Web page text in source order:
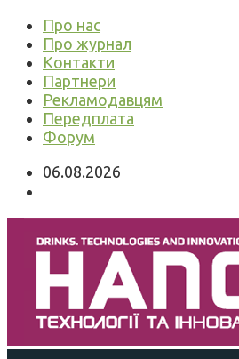
Про нас
Про журнал
Контакти
Партнери
Рекламодавцям
Передплата
Форум
06.08.2026